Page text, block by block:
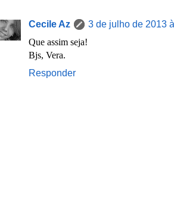
Cecile Az
3 de julho de 2013
Que assim seja!
Bjs, Vera.
Responder